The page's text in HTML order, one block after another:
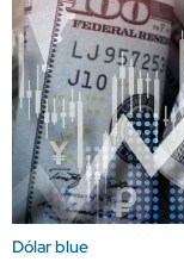
Dólar blue